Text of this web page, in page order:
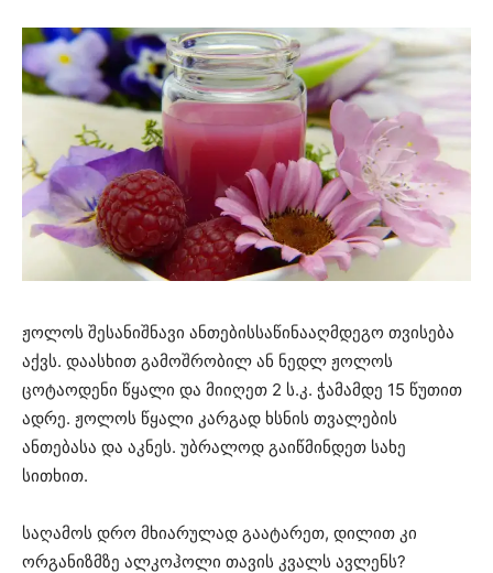
ჟოლოს შესანიშნავი ანთებისსაწინააღმდეგო თვისება
აქვს. დაასხით გამოშრობილ ან ნედლ ჟოლოს
ცოტაოდენი წყალი და მიიღეთ 2 ს.კ. ჭამამდე 15 წუთით
ადრე. ჟოლოს წყალი კარგად ხსნის თვალების
ანთებასა და აკნეს. უბრალოდ გაიწმინდეთ სახე
სითხით.
საღამოს დრო მხიარულად გაატარეთ, დილით კი
ორგანიზმზე ალკოჰოლი თავის კვალს ავლენს?